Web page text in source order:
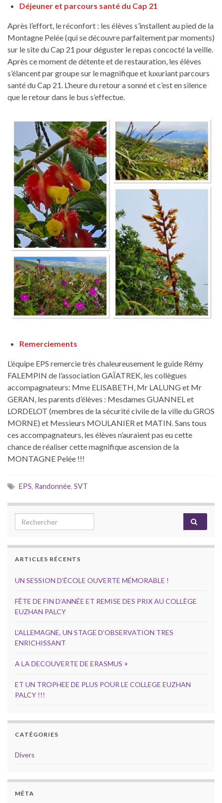
Déjeuner et parcours santé du Cap 21
Après l’effort, le réconfort : les élèves s’installent au pied de la
Montagne Pelée (qui se découvre parfaitement par moments)
sur le site du Cap 21 pour déguster le repas concocté la veille.
Après ce moment de détente et de restauration, les élèves
s’élancent par groupe sur le magnifique et luxuriant parcours
santé du Cap 21. L’heure du retour a sonné et c’est en silence
que le retour dans le bus s’effectue.
Remerciements
L’équipe EPS remercie très chaleureusement le guide Rémy
FALEMPIN de l’association GAÏATREK, les collègues
accompagnateurs: Mme ELISABETH, Mr LALUNG et Mr
GERAN, les parents d’élèves : Mesdames GUANNEL et
LORDELOT (membres de la sécurité civile de la ville du GROS
MORNE) et Messieurs MOULANIER et MATIN. Sans tous
ces accompagnateurs, les élèves n’auraient pas eu cette
chance de réaliser cette magnifique ascension de la
MONTAGNE Pelée !!!
EPS, Randonnée, SVT
Search for:
ARTICLES RÉCENTS
UN SESSION D’ÉCOLE OUVERTE MÉMORABLE !
FÊTE DE FIN D’ANNÉE ET REMISE DES PRIX AU COLLÈGE
EUZHAN PALCY
L’ALLEMAGNE, UN STAGE D’OBSERVATION TRES
ENRICHISSANT
A LA DECOUVERTE DE ERASMUS +
ET UN TROPHEE DE PLUS POUR LE COLLEGE EUZHAN
PALCY !!!
CATÉGORIES
Divers
MÉTA